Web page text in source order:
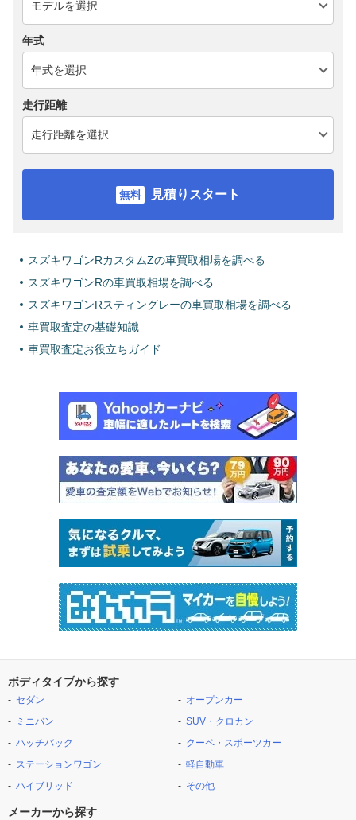
年式
走行距離
見積りスタート
スズキワゴンRカスタムZの車買取相場を調べる
スズキワゴンRの車買取相場を調べる
スズキワゴンRスティングレーの車買取相場を調べる
車買取査定の基礎知識
車買取査定お役立ちガイド
ボディタイプから探す
セダン
ミニバン
ハッチバック
ステーションワゴン
ハイブリッド
オープンカー
SUV・クロカン
クーペ・スポーツカー
軽自動車
その他
メーカーから探す